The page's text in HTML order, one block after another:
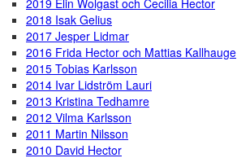
2019 Elin Wolgast och Cecilia Hector
2018 Isak Gelius
2017 Jesper Lidmar
2016 Frida Hector och Mattias Kallhauge
2015 Tobias Karlsson
2014 Ivar Lidström Lauri
2013 Kristina Tedhamre
2012 Vilma Karlsson
2011 Martin Nilsson
2010 David Hector